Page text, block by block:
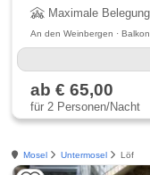
Maximale
An den Weinbergen ·
ab € 65,00
für 2 Personen/Nacht
Mosel Untermosel Löf